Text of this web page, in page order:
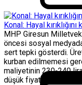
Konal: Hayal
MHP Giresun
öncesi sosyal
sert tepki gösterdi.
kurban edilmemesi
maliyetinin 230-240
düşük fiyat